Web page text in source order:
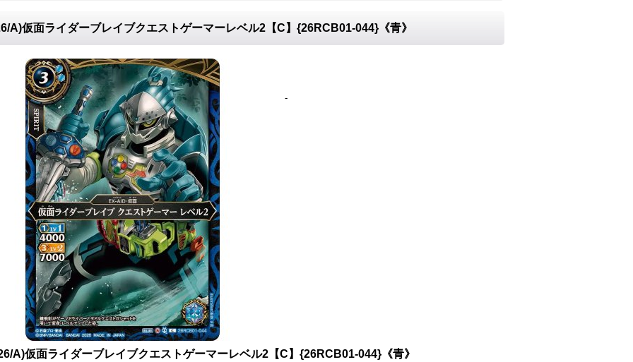
A)仮面ライダーブレイブクエストゲーマーレベル2【C】{26RCB01-044}《青》
-
A)仮面ライダーブレイブクエストゲーマーレベル2【C】{26RCB01-044}《青》